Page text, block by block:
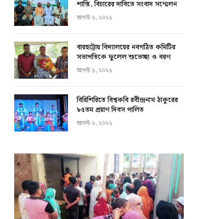
শাস্তি, বিচারের দাবিতে সংবাদ সম্মেলন
আগস্ট ৬, ২০২৬
বারহাট্টায় বিদ্যালয়ের নবগঠিত কমিটির
সভাপতিকে ফুলেল শুভেচ্ছা ও বরণ
আগস্ট ৬, ২০২৬
বিরিশিরিতে বিশ্বকবি রবীন্দ্রনাথ ঠাকুরের
৮৫তম প্রয়াণ দিবস পালিত
আগস্ট ৬, ২০২৬